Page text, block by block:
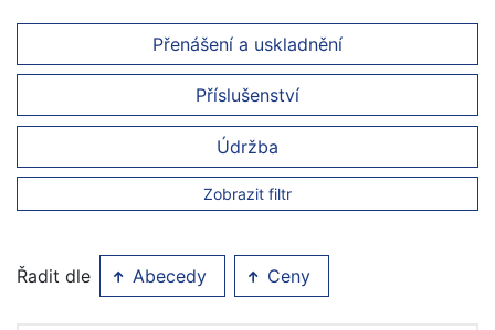
Přenášení a uskladnění
Příslušenství
Údržba
Zobrazit filtr
Řadit dle Abecedy Ceny